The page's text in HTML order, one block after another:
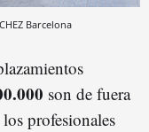
Barcelona
son de fuera
profesionales